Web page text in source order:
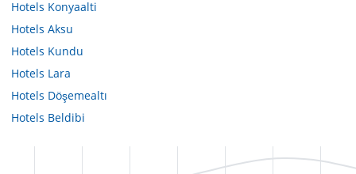
Hotels Konyaalti
Hotels Aksu
Hotels Kundu
Hotels Lara
Hotels Döşemealtı
Hotels Beldibi